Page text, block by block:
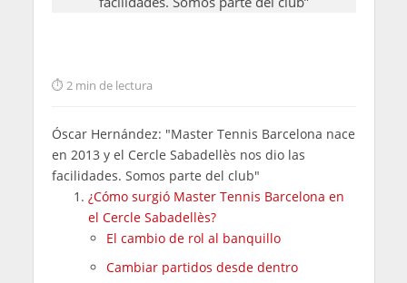
2 min de lectura
Óscar Hernández: "Master Tennis Barcelona nace
en 2013 y el Cercle Sabadellès nos dio las
facilidades. Somos parte del club"
¿Cómo surgió Master Tennis Barcelona en
el Cercle Sabadellès?
El cambio de rol al banquillo
Cambiar partidos desde dentro